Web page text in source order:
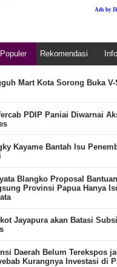
Ads by
Rekomendasi
Mart Kota Sorong Buka
PDIP Paniai Diwarnai
Kayame Bantah Isu
Blangko Proposal
Provinsi Papua Hanya
Jayapura akan Batasi
Daerah Belum Terekspos
Kurangnya Investasi di